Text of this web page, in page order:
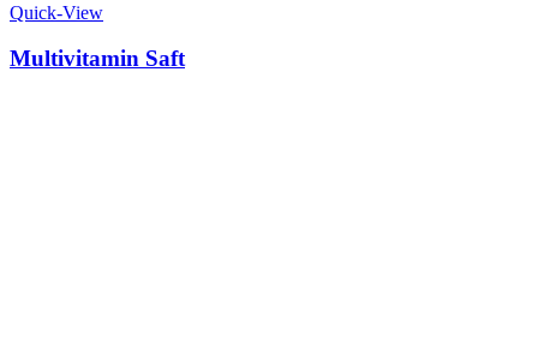
Quick-View
Multivitamin Saft